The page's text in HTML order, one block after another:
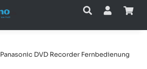
Panasonic DVD Recorder Fernbedienung